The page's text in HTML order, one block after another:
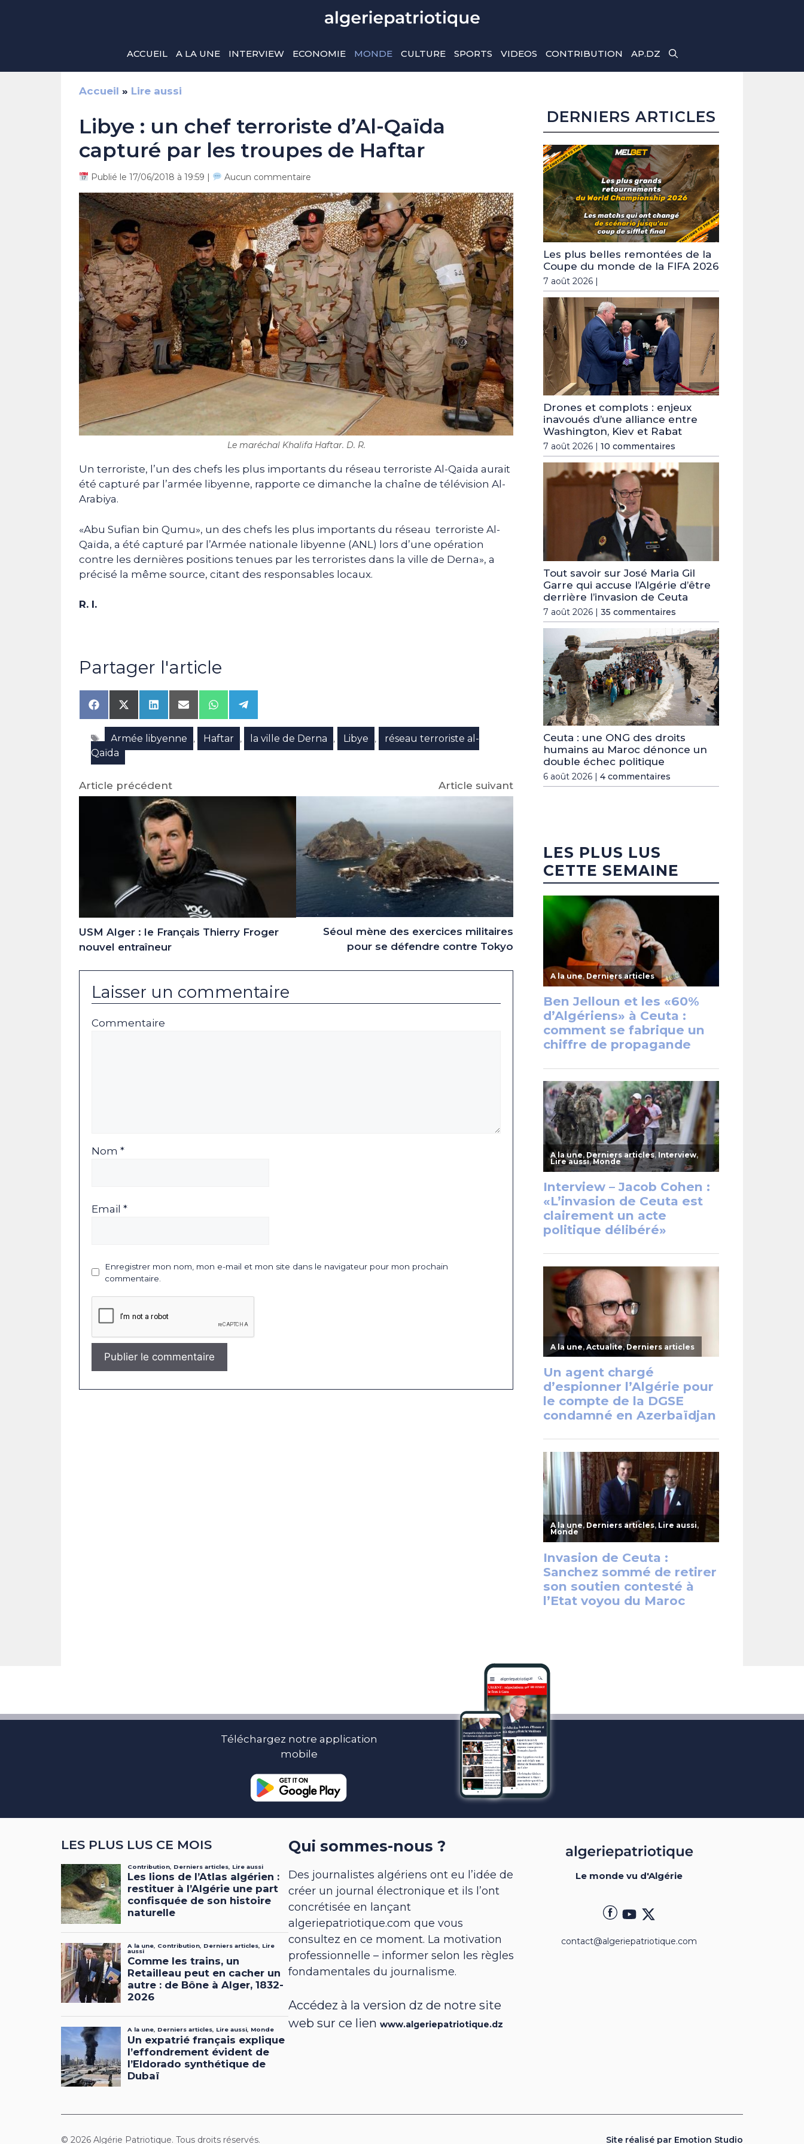
ACCUEIL A LA UNE INTERVIEW ECONOMIE MONDE CULTURE SPORTS VIDEOS CONTRIBUTION AP.DZ
Accueil » Lire aussi
Libye : un chef terroriste d’Al-Qaïda
capturé par les troupes de Haftar
Publié le 17/06/2018 à 19:59 | Aucun commentaire
Le maréchal Khalifa Haftar. D. R.
Un terroriste, l’un des chefs les plus importants du réseau terroriste Al-Qaïda aurait
été capturé par l’armée libyenne, rapporte ce dimanche la chaîne de télévision Al-
Arabiya.
«Abu Sufian bin Qumu», un des chefs les plus importants du réseau terroriste Al-
Qaïda, a été capturé par l’Armée nationale libyenne (ANL) lors d’une opération
contre les dernières positions tenues par les terroristes dans la ville de Derna», a
précisé la même source, citant des responsables locaux.
R. I.
Partager l'article
Share
on
Facebook
Share
on
X
(Twitter)
Share
on
LinkedIn
Share
on
Email
Share
on
WhatsApp
Share
on
Telegram
Étiquettes
Armée libyenne , Haftar , la ville de Derna , Libye ,
réseau terroriste al-
Qaïda
Article précédent
USM Alger : le Français Thierry Froger
nouvel entraîneur
Article suivant
Séoul mène des exercices militaires
pour se défendre contre Tokyo
Laisser un commentaire
Commentaire
Nom *
Email *
Enregistrer mon nom, mon e-mail et mon site dans le navigateur pour mon prochain
commentaire.
DERNIERS ARTICLES
Les plus belles remontées de la
Coupe du monde de la FIFA 2026
7 août 2026 |
Drones et complots : enjeux
inavoués d’une alliance entre
Washington, Kiev et Rabat
7 août 2026 | 10 commentaires
Tout savoir sur José Maria Gil
Garre qui accuse l’Algérie d’être
derrière l’invasion de Ceuta
7 août 2026 | 35 commentaires
Ceuta : une ONG des droits
humains au Maroc dénonce un
double échec politique
6 août 2026 | 4 commentaires
LES PLUS LUS
CETTE SEMAINE
Téléchargez notre application
mobile
LES PLUS LUS CE MOIS Qui sommes-nous ?
Des journalistes algériens ont eu l’idée de
créer un journal électronique et ils l’ont
concrétisée en lançant
algeriepatriotique.com que vous
consultez en ce moment. La motivation
professionnelle – informer selon les règles
fondamentales du journalisme.
Accédez à la version dz de notre site
web sur ce lienwww.algeriepatriotique.dz
Le monde vu d'Algérie
contact@algeriepatriotique.com
© 2026 Algérie Patriotique. Tous droits réservés. Site réalisé par Emotion Studio